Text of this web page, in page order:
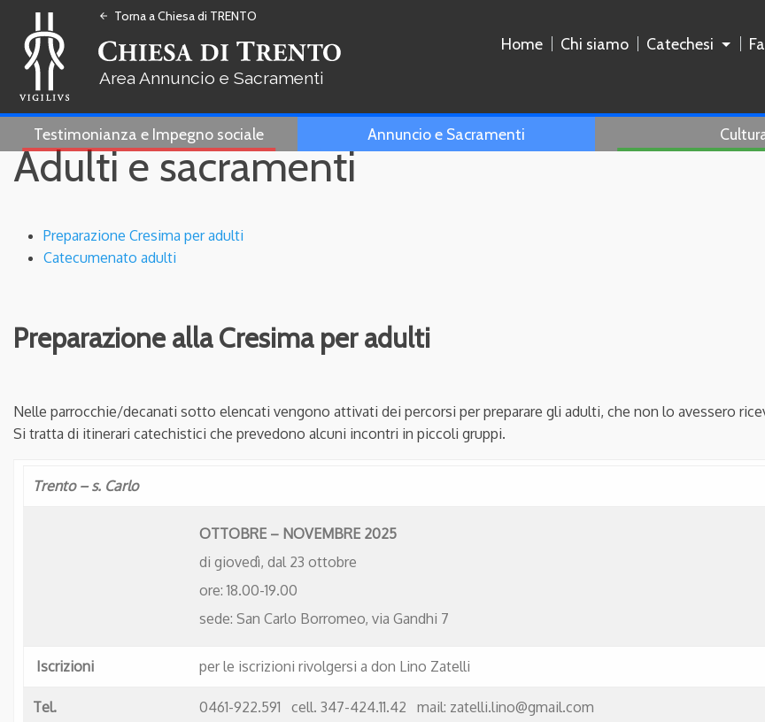
arrow_back Torna a Chiesa di TRENTO
Annuncio e Sacramenti
Home Chi siamo Catechesi
Testimonianza e Impegno sociale Annuncio e Sacramenti
Adulti e sacramenti
Preparazione Cresima per adulti
Catecumenato adulti
Preparazione alla Cresima per adulti
Nelle parrocchie/decanati sotto elencati vengono attivati dei percorsi per preparare gli adulti, che non lo avessero
Si tratta di itinerari catechistici che prevedono alcuni incontri in piccoli gruppi.
Trento – s. Carlo
OTTOBRE – NOVEMBRE 2025
di giovedì, dal 23 ottobre
ore: 18.00-19.00
sede: San Carlo Borromeo, via Gandhi 7
Iscrizioni per le iscrizioni rivolgersi a don Lino Zatelli
Tel. 0461-922.591 cell. 347-424.11.42 mail: zatelli.lino@gmail.com